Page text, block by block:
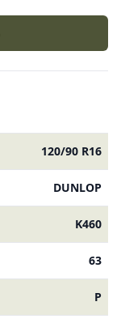
120/90 R16
DUNLOP
K460
63
P